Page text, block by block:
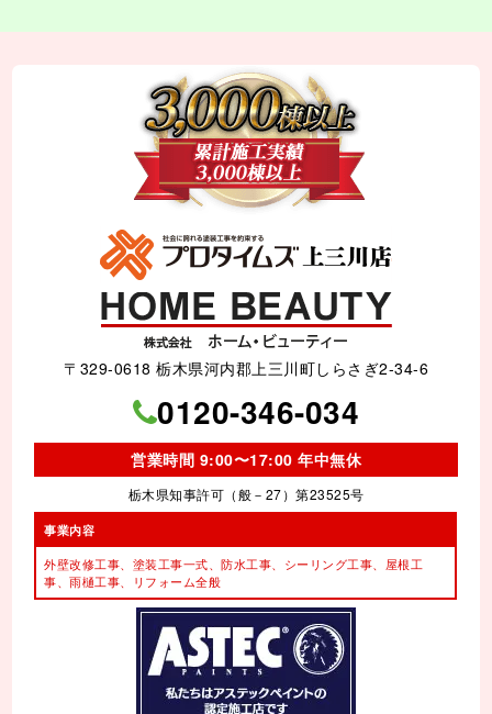
〒329-0618 栃木県河内郡上三川町しらさぎ2-34-6
0120-346-034
営業時間 9:00〜17:00 年中無休
栃木県知事許可（般－27）第23525号
事業内容
外壁改修工事、塗装工事⼀式、防水工事、シーリング工事、 屋根工
事、雨樋工事、
リフォーム全般